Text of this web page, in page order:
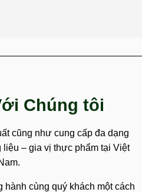
Chúng tôi
cũng như cung cấp đa dạng
– gia vị thực phẩm tại Việt
cùng quý khách một cách